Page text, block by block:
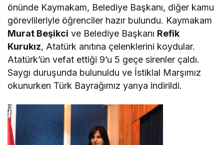
önünde Kaymakam, Belediye Başkanı, diğer kamu
görevlileriyle öğrenciler hazır bulundu. Kaymakam
Murat Beşikci ve Belediye Başkanı Refik
Kurukız, Atatürk anıtına çelenklerini koydular.
Atatürk’ün vefat ettiği 9’u 5 geçe sirenler çaldı.
Saygı duruşunda bulunuldu ve İstiklal Marşımız
okunurken Türk Bayrağımız yarıya indirildi.